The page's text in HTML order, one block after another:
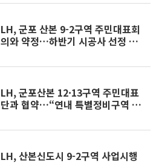
LH, 군포 산본 9-2구역 주민대표회
의와 약정…하반기 시공사 선정 추
LH, 군포산본 12·13구역 주민대표
단과 협약…“연내 특별정비구역 지
LH, 산본신도시 9-2구역 사업시행